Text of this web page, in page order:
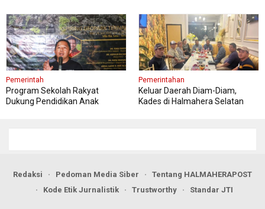
Pemerintah
Program Sekolah Rakyat
Dukung Pendidikan Anak
Pemerintahan
Keluar Daerah Diam-Diam,
Kades di Halmahera Selatan
Redaksi Pedoman Media Siber
Tentang HALMAHERAPOST
Kode Etik Jurnalistik
Trustworthy Standar JTI